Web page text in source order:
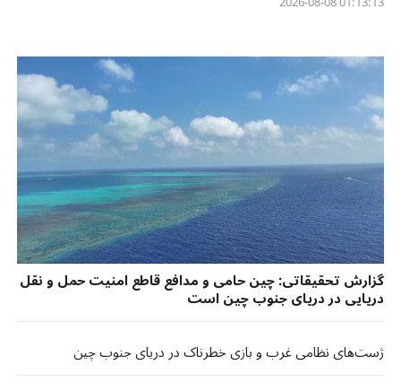
گزارش تحقیقاتی: چین حامی و مدافع قاطع امنیت حمل و نقل
دریایی در دریای جنوب چین است
ژست‌های نظامی غرب و بازی خطرناک در دریای جنوب چین